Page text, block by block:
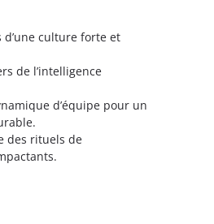
d’une culture forte et
de l’intelligence
d’équipe pour un
des rituels de